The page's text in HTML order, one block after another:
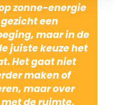
zonne-energie
een
maar in de
juiste keuze het
Het gaat niet
maken of
maar over
de ruimte,